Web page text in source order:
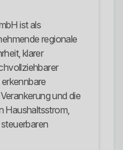
ist als
regionale
klarer
und die
Haushaltsstrom,